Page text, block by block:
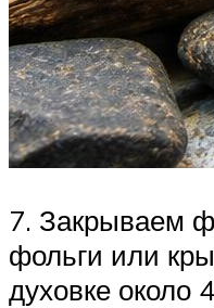
7. Закрываем
фольги или
духовке около